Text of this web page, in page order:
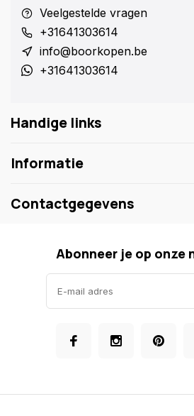
Veelgestelde vragen
+31641303614
info@boorkopen.be
+31641303614
Handige links
Informatie
Contactgegevens
Abonneer je op onze